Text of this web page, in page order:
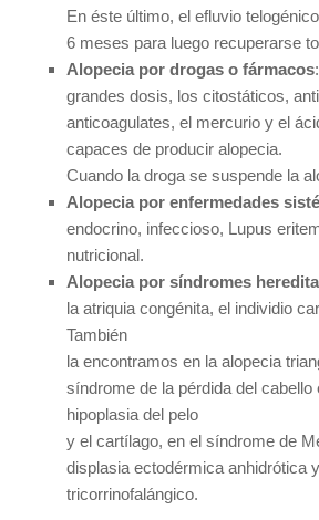
En éste último, el efluvio
6 meses para luego recuperarse
Alopecia por drogas o fármacos
grandes dosis, los citostáticos,
anticoagulates, el mercurio y el
capaces de producir alopecia.
Cuando la droga se suspende la
Alopecia por enfermedades
endocrino, infeccioso, Lupus
nutricional.
Alopecia por síndromes
la atriquia congénita, el individio
También
la encontramos en la alopecia
síndrome de la pérdida del cabello
hipoplasia del pelo
y el cartílago, en el síndrome de
displasia ectodérmica anhidrótica
tricorrinofalángico.